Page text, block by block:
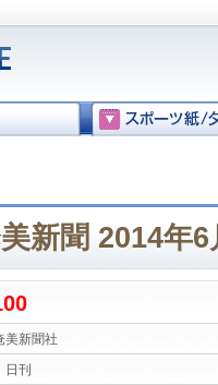
新聞 2014年6
美新聞社
日刊